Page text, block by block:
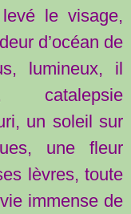
le visage,
d’océan de
lumineux, il
catalepsie
un soleil sur
une fleur
lèvres, toute
immense de